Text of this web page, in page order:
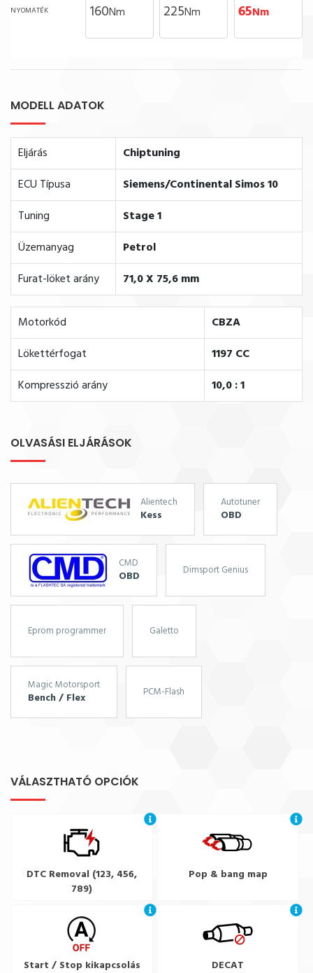
NYOMATÉK 160Nm 225Nm 65Nm
MODELL ADATOK
Eljárás
Chiptuning
ECU Típusa
Siemens/Continental Simos 10
Tuning
Stage 1
Üzemanyag
Petrol
Furat-löket arány
71,0 X 75,6 mm
Motorkód
CBZA
Lökettérfogat
1197 CC
Kompresszió arány
10,0 : 1
OLVASÁSI ELJÁRÁSOK
Alientech
Kess
Autotuner
OBD
CMD
OBD Dimsport Genius
Eprom programmer Galetto
Magic Motorsport
Bench / Flex PCM-Flash
VÁLASZTHATÓ OPCIÓK
DTC Removal (123, 456,
789)
Pop & bang map
Start / Stop kikapcsolás DECAT